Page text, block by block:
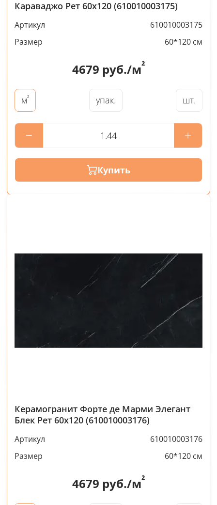
Караваджо Рет 60x120 (610010003175)
Артикул
610010003175
Размер
60*120 см
4679 руб./м²
м² упак. шт.
Купить
Керамогранит Форте де Марми Элегант
Блек Рет 60x120 (610010003176)
Артикул
610010003176
Размер
60*120 см
4679 руб./м²